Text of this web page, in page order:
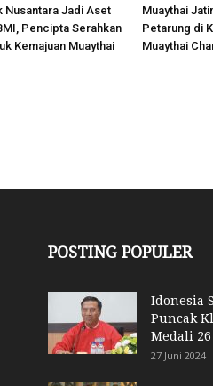
Nusantara Jadi Aset
Pencipta Serahkan
Kemajuan Muaythai
Muaythai
Petarung di
Muaythai
POSTING POPULER
Idonesia
Puncak
Medali 26
27 Juni 2024